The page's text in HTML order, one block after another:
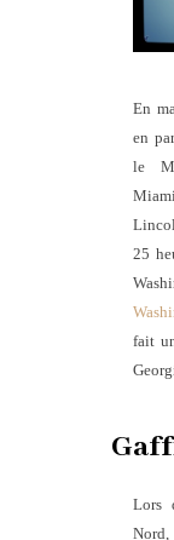
En
en
le
25
fait
Lors